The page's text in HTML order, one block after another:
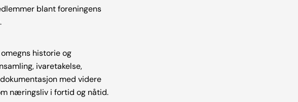
blant foreningens
historie og
ivaretakelse,
med videre
næringsliv i fortid og nåtid.